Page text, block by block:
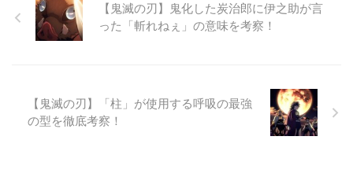
【鬼滅の刃】鬼化した炭治郎に伊之助が言
った「斬れねぇ」の意味を考察！
【鬼滅の刃】「柱」が使用する呼吸の最強
の型を徹底考察！